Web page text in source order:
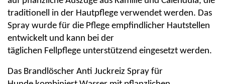
traditionell in der Hautpflege verwendet werden. Das
Spray wurde für die Pflege empfindlicher Hautstellen
entwickelt und kann bei der
täglichen Fellpflege unterstützend eingesetzt werden.
Das Brandlöscher Anti Juckreiz Spray für